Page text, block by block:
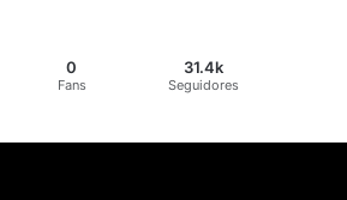
0
Fans
31.4k
Seguidores